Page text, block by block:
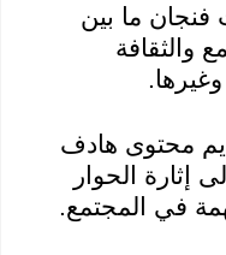
فنجان ما بين
والثقافة
محتوى هادف
إثارة الحوار
في المجتمع.